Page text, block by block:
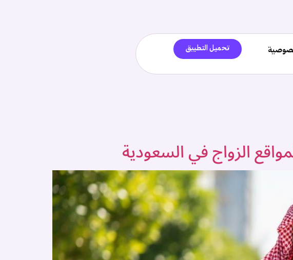
تحميل التطبيق